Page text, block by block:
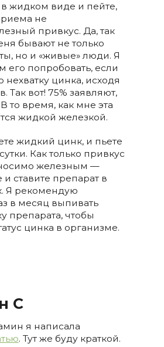
жидком виде и пейте,
не
привкус. Да, так
бывают не только
но и «живые» люди. Я
его попробовать, если
цинка, исходя
Так вот! 75% заявляют,
то время, как мне эта
жидкой железкой.
жидкий цинк, и пьете
Как только привкус
железным —
ставите препарат в
Я рекомендую
в месяц выпивать
препарата, чтобы
цинка в организме.
С
я написала
. Тут же буду краткой.